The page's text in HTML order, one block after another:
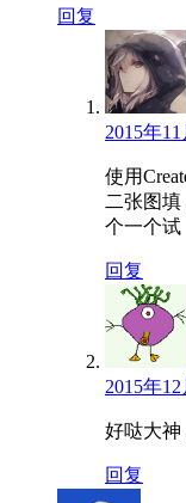
回复
2015年
使用
二张图
个一个试
回复
2015年12
好哒大神
回复